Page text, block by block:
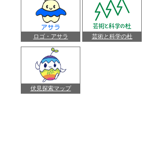
ロゴ・アサラ 芸術と科学の杜
伏見探索マップ